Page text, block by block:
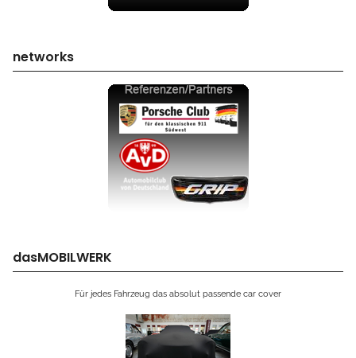
networks
dasMOBILWERK
Für jedes Fahrzeug das absolut passende car cover